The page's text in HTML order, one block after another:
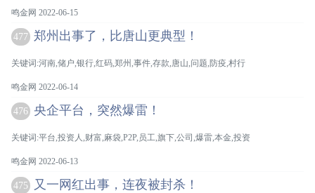
鸣金网 2022-06-15
477 郑州出事了，比唐山更典型！
关键词:河南,储户,银行,红码,郑州,事件,存款,唐山,问题,防疫,村行
鸣金网 2022-06-14
476 央企平台，突然爆雷！
关键词:平台,投资人,财富,麻袋,P2P,员工,旗下,公司,爆雷,本金,投资
鸣金网 2022-06-13
475 又一网红出事，连夜被封杀！